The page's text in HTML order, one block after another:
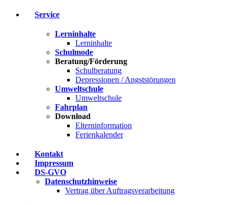
Service
Lerninhalte
Lerninhalte
Schulmode
Beratung/Förderung
Schulberatung
Depressionen / Angststörungen
Umweltschule
Umweltschule
Fahrplan
Download
Elterninformation
Ferienkalender
Kontakt
Impressum
DS-GVO
Datenschutzhinweise
Vertrag über Auftragsverarbeitung